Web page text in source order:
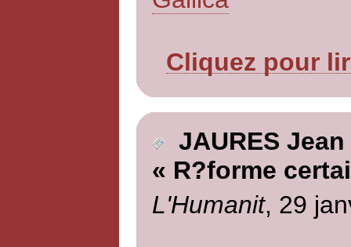
Cliquez pour
JAURES Jean
« R?forme
L'Humanit, 29